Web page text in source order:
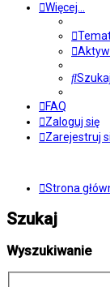
Więcej…
Szukaj
FAQ
Zaloguj się
Zarejestruj
Strona
Szukaj
Wyszukiwanie